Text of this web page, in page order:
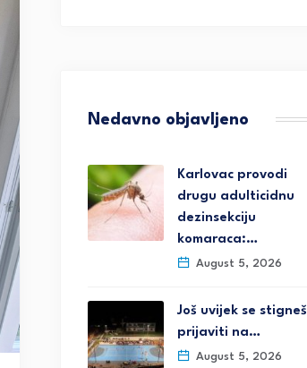
Nedavno objavljeno
Karlovac provodi
drugu adulticidnu
dezinsekciju
komaraca:…
August 5, 2026
Još uvijek se stigneš
prijaviti na…
August 5, 2026